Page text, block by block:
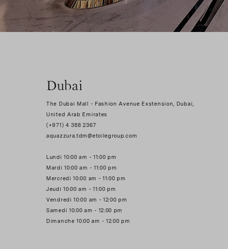
Dubai
The Dubai Mall - Fashion Avenue Exstension, Dubai,
United Arab Emirates
(+971) 4 388 2367
aquazzura.tdm@etoilegroup.com
Lundi 10:00 am - 11:00 pm
Mardi 10:00 am - 11:00 pm
Mercredi 10:00 am - 11:00 pm
Jeudi 10:00 am - 11:00 pm
Vendredi 10:00 am - 12:00 pm
Samedi 10:00 am - 12:00 pm
Dimanche 10:00 am - 12:00 pm